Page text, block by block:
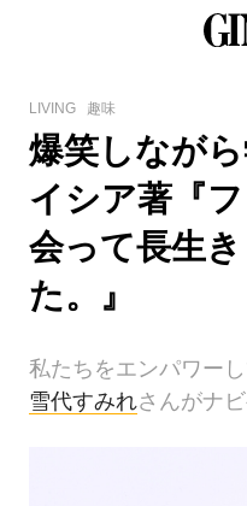
LIVING 趣味
爆笑しなが
イシア著『
会って長生
た。』
私たちをエンパワー
雪代すみれさんがナビ